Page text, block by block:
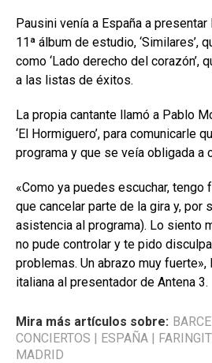
Pausini venía a España a
11ª álbum de estudio, ‘Similares’,
como ‘Lado derecho del corazón’,
a las listas de éxitos.
La propia cantante llamó a Pablo
‘El Hormiguero’, para comunicarle
programa y que se veía obligada a
«Como ya puedes escuchar, tengo
que cancelar parte de la gira y, por
asistencia al programa). Lo siento
no pude controlar y te pido
problemas. Un abrazo muy fuerte»,
italiana al presentador de Antena 3.
Mira más artículos sobre:
CONCIERTOS | ESPAÑA |
MADRID